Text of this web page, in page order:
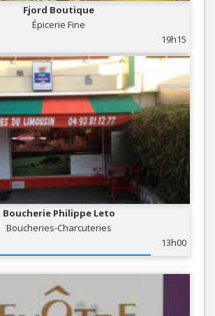
Fjord Boutique
Épicerie Fine
19h15
Boucherie Philippe Leto
Boucheries-Charcuteries
13h00